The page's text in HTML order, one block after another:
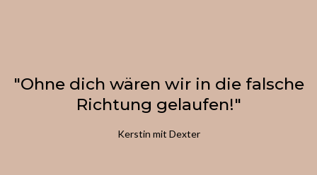
"Ohne dich wären wir in die falsche
Richtung gelaufen!"
Kerstin mit Dexter